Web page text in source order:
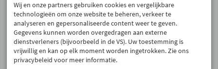
Register
Wij en onze partners gebruiken cookies en vergelijkbare
technologieën om onze website te beheren, verkeer te
analyseren en gepersonaliseerde content weer te geven.
Gegevens kunnen worden overgedragen aan externe
dienstverleners (bijvoorbeeld in de VS). Uw toestemming is
vrijwillig en kan op elk moment worden ingetrokken. Zie ons
privacybeleid voor meer informatie.